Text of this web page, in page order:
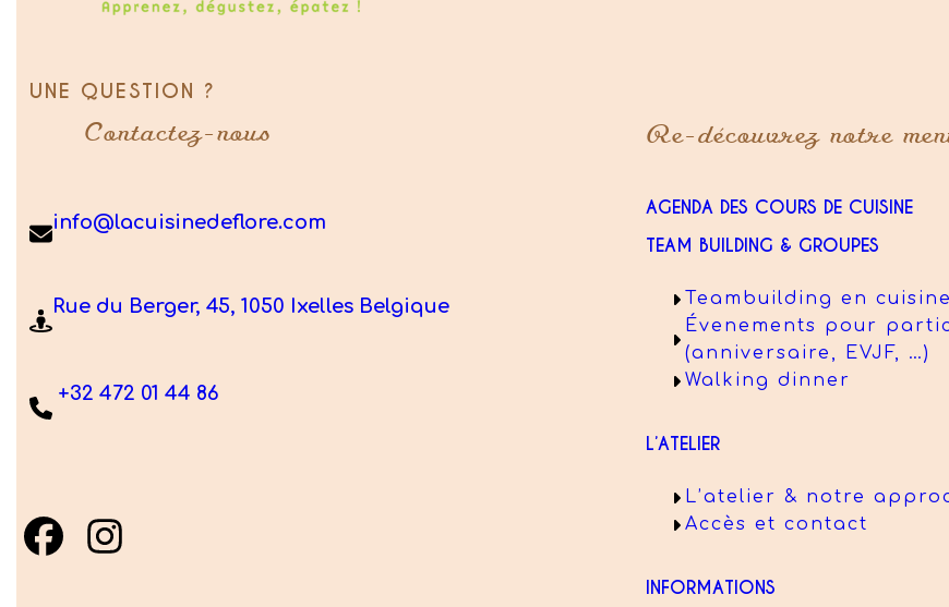
UNE QUESTION ?
Contactez-nous
info@lacuisinedeflore.com
Rue du Berger, 45, 1050 Ixelles Belgique
+32 472 01 44 86
Re-découvrez notre
AGENDA DES COURS DE CUISINE
TEAM BUILDING & GROUPES
Teambuilding en cuisine
Évenements pour
(anniversaire, EVJF, …)
Walking dinner
L’ATELIER
L’atelier & notre
Accès et contact
INFORMATIONS